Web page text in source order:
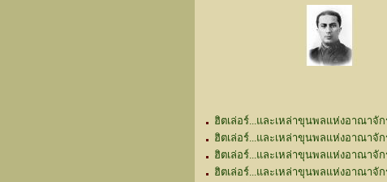
ฮิตเล่อร์...และเหล่าขุนพลแห่งอาณาจั
ฮิตเล่อร์...และเหล่าขุนพลแห่งอาณาจั
ฮิตเล่อร์...และเหล่าขุนพลแห่งอาณา
ฮิตเล่อร์...และเหล่าขุนพลแห่งอาณาจั